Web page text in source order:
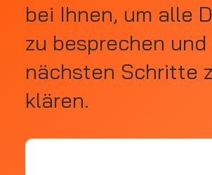
bei Ihnen, um alle
zu besprechen und
nächsten Schritte
klären.